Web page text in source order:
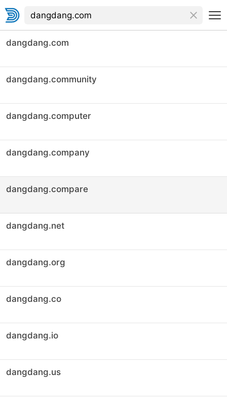
dangdang.com
dangdang.community
dangdang.computer
dangdang.company
dangdang.compare
dangdang.net
dangdang.org
dangdang.co
dangdang.io
dangdang.us